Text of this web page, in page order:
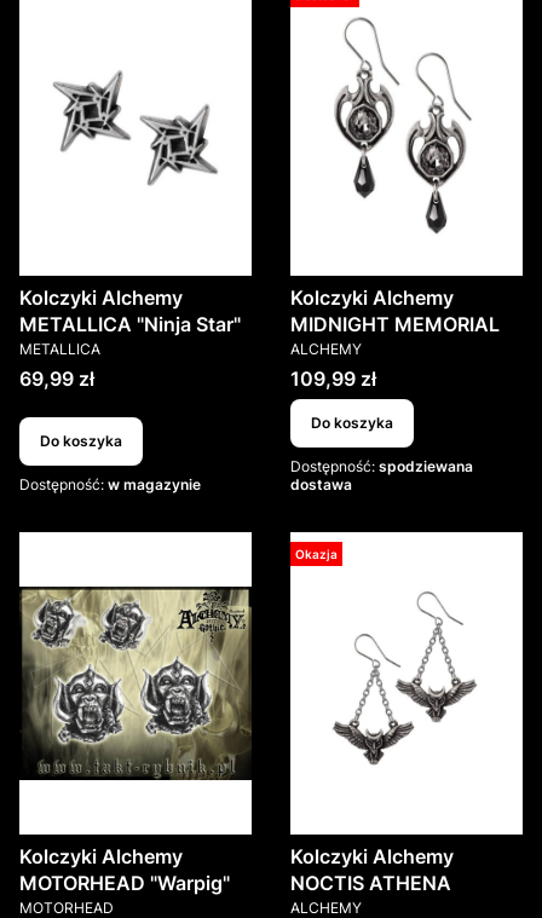
Kolczyki Alchemy
METALLICA "Ninja Star"
PRODUCENT
METALLICA
Cena
69,99 zł
Do koszyka
Dostępność: w magazynie
Kolczyki Alchemy
MIDNIGHT MEMORIAL
PRODUCENT
ALCHEMY
Cena
109,99 zł
Do koszyka
Dostępność: spodziewana
dostawa
Kolczyki Alchemy
MOTORHEAD "Warpig"
PRODUCENT
MOTORHEAD
Okazja
Kolczyki Alchemy
NOCTIS ATHENA
PRODUCENT
ALCHEMY